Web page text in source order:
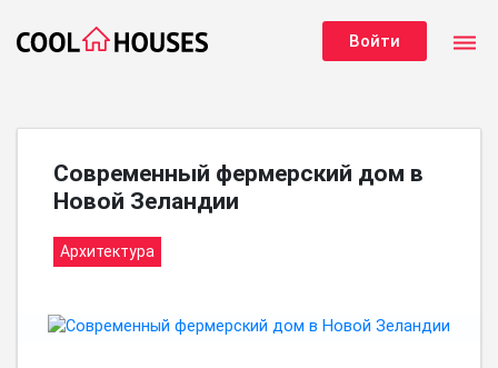
Войти dehaze
Современный фермерский дом в
Новой Зеландии
Архитектура